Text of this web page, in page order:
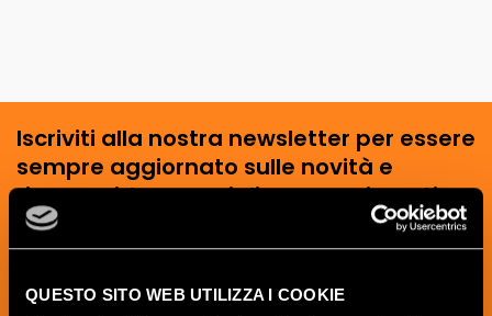
QUESTO SITO WEB UTILIZZA I COOKIE
Iscriviti alla nostra newsletter per essere
sempre aggiornato sulle novità e
ricevere idee, consigli e suggerimenti
del mondo della ceramica e dell’interior
design.